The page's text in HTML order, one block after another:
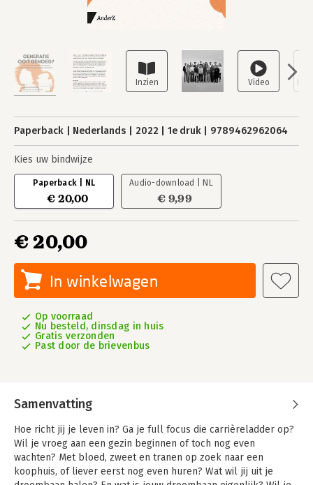
Paperback Nederlands 2022 1e druk 9789462962064
Kies uw bindwijze
Paperback | NL
€ 20,00
Audio-download | NL
€ 9,99
€ 20,00
In winkelwagen
Op voorraad
Nu besteld, dinsdag in huis
Gratis verzonden
Past door de brievenbus
Samenvatting
Hoe richt jij je leven in? Ga je full focus die carrièreladder op?
Wil je vroeg aan een gezin beginnen of toch nog even
wachten? Met bloed, zweet en tranen op zoek naar een
koophuis, of liever eerst nog even huren? Wat wil jij uit je